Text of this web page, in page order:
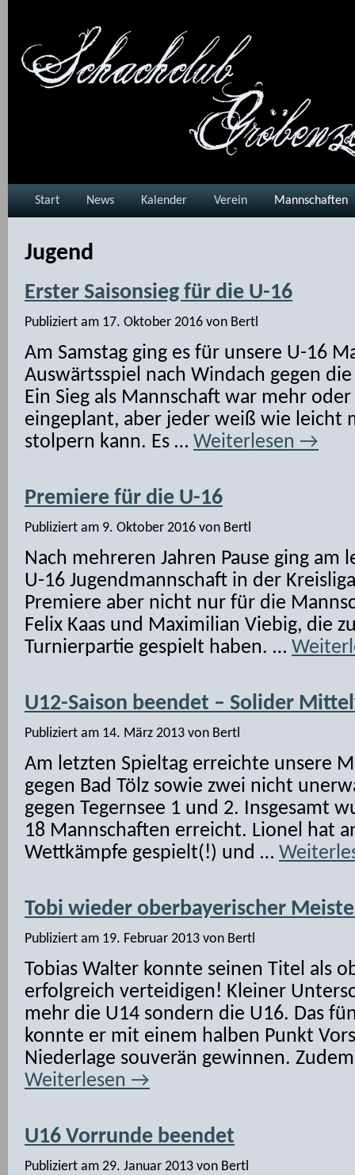
Start News Kalender Verein Mannschaften
Jugend
Erster Saisonsieg für die U-16
Publiziert am 17. Oktober 2016 von Bertl
Am Samstag ging es für unsere U-16
Auswärtsspiel nach Windach gegen
Ein Sieg als Mannschaft war mehr
eingeplant, aber jeder weiß wie leicht
stolpern kann. Es … Weiterlesen →
Premiere für die U-16
Publiziert am 9. Oktober 2016 von Bertl
Nach mehreren Jahren Pause ging am
U-16 Jugendmannschaft in der
Premiere aber nicht nur für die
Felix Kaas und Maximilian Viebig, die
Turnierpartie gespielt haben. …
U12-Saison beendet – Solider
Publiziert am 14. März 2013 von Bertl
Am letzten Spieltag erreichte unsere
gegen Bad Tölz sowie zwei nicht
gegen Tegernsee 1 und 2. Insgesamt
18 Mannschaften erreicht. Lionel hat
Wettkämpfe gespielt(!) und …
Tobi wieder oberbayerischer
Publiziert am 19. Februar 2013 von Bertl
Tobias Walter konnte seinen Titel als
erfolgreich verteidigen! Kleiner
mehr die U14 sondern die U16. Das
konnte er mit einem halben Punkt
Niederlage souverän gewinnen.
Weiterlesen →
U16 Vorrunde beendet
Publiziert am 29. Januar 2013 von Bertl